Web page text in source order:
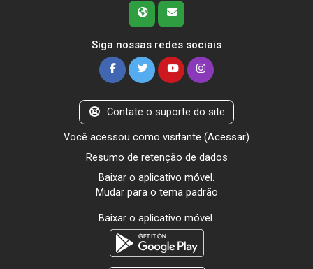
Siga nossas redes sociais
Contate o suporte do site
Você acessou como visitante (Acessar)
Resumo de retenção de dados
Baixar o aplicativo móvel.
Mudar para o tema padrão
Baixar o aplicativo móvel.